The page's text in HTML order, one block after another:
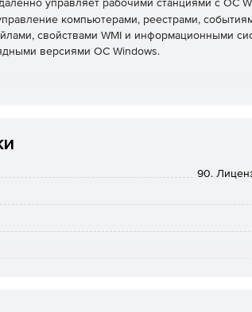
компьютерами, реестрами,
свойствами WMI и информационными
версиями ОС Windows.
системами под управлением Windows, Mac
90.